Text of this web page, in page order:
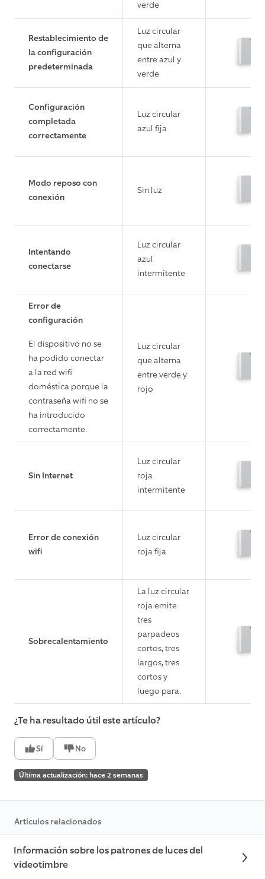
verde
Restablecimiento de
la configuración
predeterminada
Luz circular
que alterna
entre azul y
verde
Configuración
completada
correctamente
Luz circular
azul fija
Modo reposo con
conexión
Sin luz
Intentando
conectarse
Luz circular
azul
intermitente
Error de
configuración
El dispositivo no se
ha podido conectar
a la red wifi
doméstica porque la
contraseña wifi no se
ha introducido
correctamente.
Luz circular
que alterna
entre verde y
rojo
Sin Internet
Luz circular
roja
intermitente
Error de conexión
wifi
Luz circular
roja fija
Sobrecalentamiento
La luz circular
roja emite
tres
parpadeos
cortos, tres
largos, tres
cortos y
luego para.
¿Te ha resultado útil este artículo?
Sí No
Última actualización: hace 2 semanas
Artículos relacionados
Información sobre los patrones de luces del
videotimbre